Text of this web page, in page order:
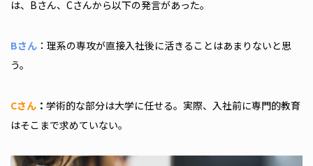
は、Bさん、Cさんから以下の発言があった。
Bさん ：理系の専攻が直接入社後に活きることはあまりないと思
う。
Cさん ： 学術的な部分は大学に任せる。実際、入社前に専門的教育
はそこまで求めていない。